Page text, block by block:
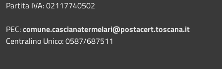
Partita IVA: 02117740502
PEC:comune.cascianatermelari@postacert.toscana.it
Centralino Unico: 0587/687511